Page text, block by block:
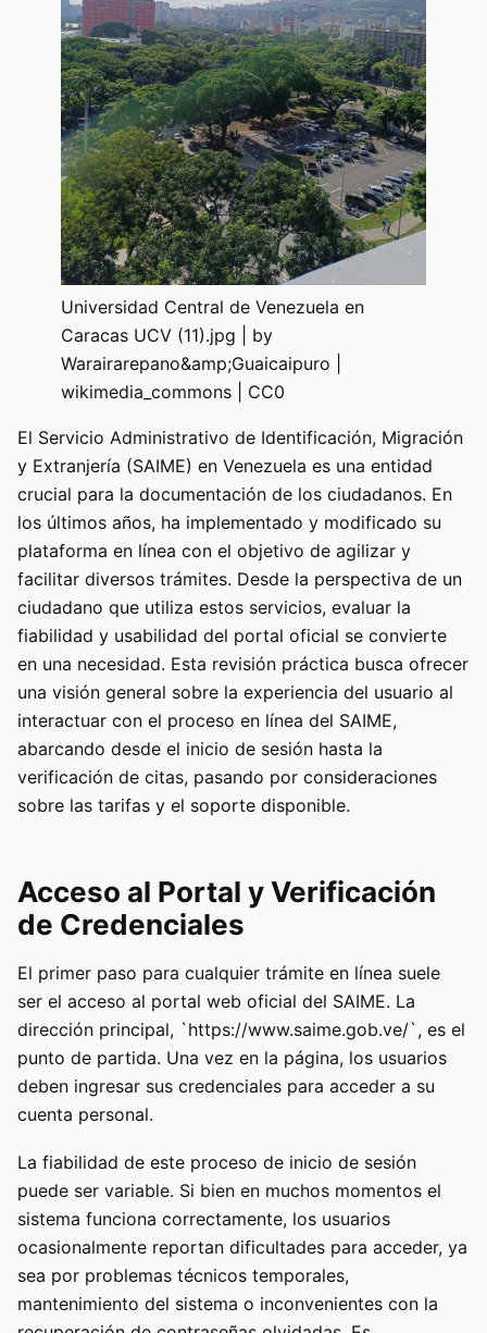
Universidad Central de Venezuela en
Caracas UCV (11).jpg | by
Warairarepano&amp;Guaicaipuro |
wikimedia_commons | CC0
El Servicio Administrativo de Identificación, Migración
y Extranjería (SAIME) en Venezuela es una entidad
crucial para la documentación de los ciudadanos. En
los últimos años, ha implementado y modificado su
plataforma en línea con el objetivo de agilizar y
facilitar diversos trámites. Desde la perspectiva de un
ciudadano que utiliza estos servicios, evaluar la
fiabilidad y usabilidad del portal oficial se convierte
en una necesidad. Esta revisión práctica busca ofrecer
una visión general sobre la experiencia del usuario al
interactuar con el proceso en línea del SAIME,
abarcando desde el inicio de sesión hasta la
verificación de citas, pasando por consideraciones
sobre las tarifas y el soporte disponible.
Acceso al Portal y Verificación
de Credenciales
El primer paso para cualquier trámite en línea suele
ser el acceso al portal web oficial del SAIME. La
dirección principal, `https://www.saime.gob.ve/`, es el
punto de partida. Una vez en la página, los usuarios
deben ingresar sus credenciales para acceder a su
cuenta personal.
La fiabilidad de este proceso de inicio de sesión
puede ser variable. Si bien en muchos momentos el
sistema funciona correctamente, los usuarios
ocasionalmente reportan dificultades para acceder, ya
sea por problemas técnicos temporales,
mantenimiento del sistema o inconvenientes con la